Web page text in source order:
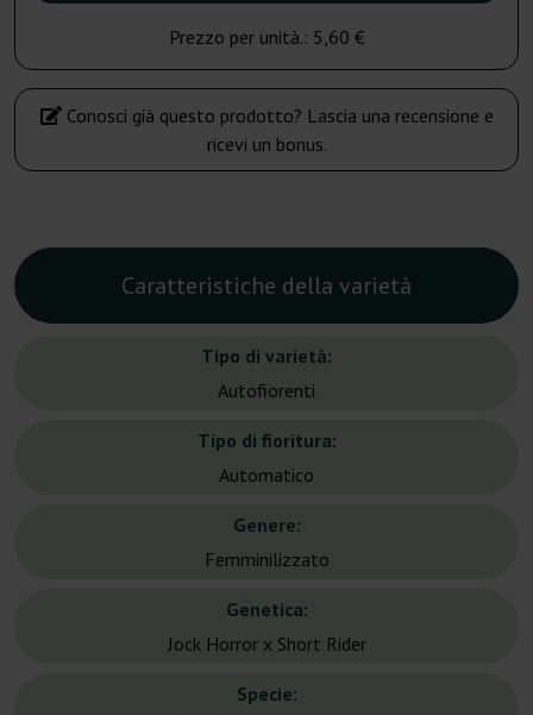
Prezzo per unità.: 5,60 €
Conosci già questo prodotto? Lascia una recensione e
ricevi un bonus.
Caratteristiche della varietà
Tipo di varietà:
Autofiorenti
Tipo di fioritura:
Automatico
Genere:
Femminilizzato
Genetica:
Jock Horror x Short Rider
Specie: